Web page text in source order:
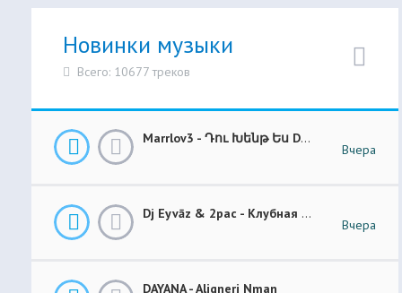
Новинки музыки
Всего: 10677 треков
Marrlov3 - Դու Խենթ Ես Du Khent Es COVER
Вчера
Dj Eyvāz & 2pac - Клубная Музыка “ Luxury Money “ Club Remix (BASS BOOSTED)
Вчера
DAYANA - Aliqneri Nman